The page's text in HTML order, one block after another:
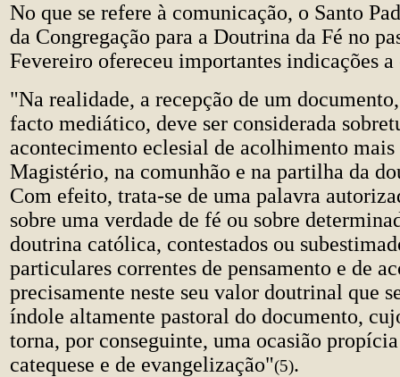
No que se refere à comunicação, o Santo
da Congregação para a Doutrina da Fé no
Fevereiro ofereceu importantes indicações
"Na realidade, a recepção de um
facto mediático, deve ser considerada
acontecimento eclesial de acolhimento
Magistério, na comunhão e na partilha da
Com efeito, trata-se de uma palavra
sobre uma verdade de fé ou sobre
doutrina católica, contestados ou
particulares correntes de pensamento e de
precisamente neste seu valor doutrinal que
índole altamente pastoral do documento,
torna, por conseguinte, uma ocasião
catequese e de evangelização"(5).